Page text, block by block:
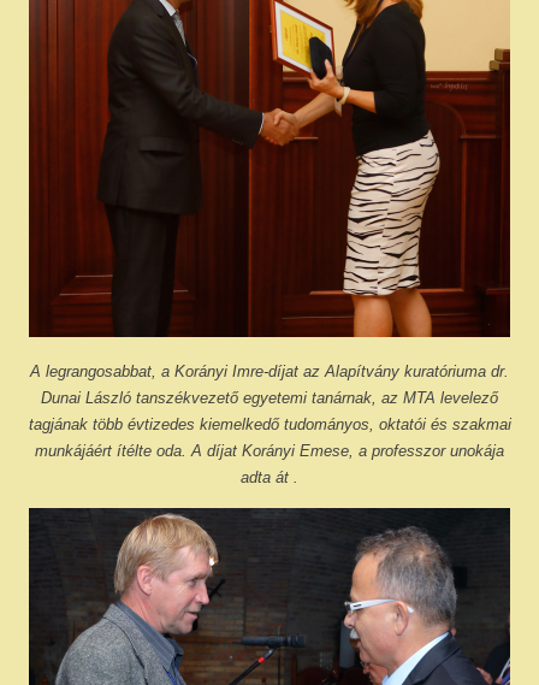
A legrangosabbat, a Korányi Imre-díjat az Alapítvány kuratóriuma dr.
Dunai László tanszékvezető egyetemi tanárnak, az MTA levelező
tagjának több évtizedes kiemelkedő tudományos, oktatói és szakmai
munkájáért ítélte oda. A díjat Korányi Emese, a professzor unokája
adta át .